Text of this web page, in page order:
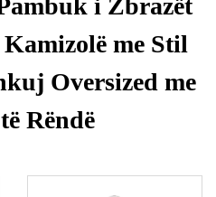
i Zbrazët
me Stil
Oversized me
Rëndë